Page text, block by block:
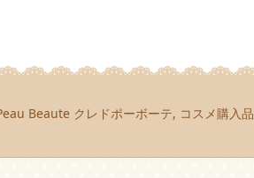
Beaute クレドポーボーテ, コスメ購入品